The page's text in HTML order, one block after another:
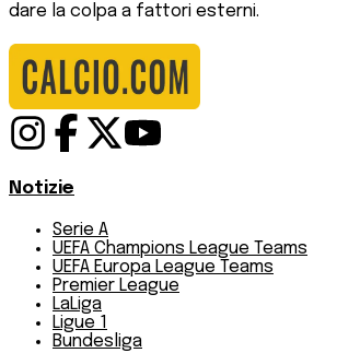
dare la colpa a fattori esterni.
Notizie
Serie A
UEFA Champions League Teams
UEFA Europa League Teams
Premier League
LaLiga
Ligue 1
Bundesliga